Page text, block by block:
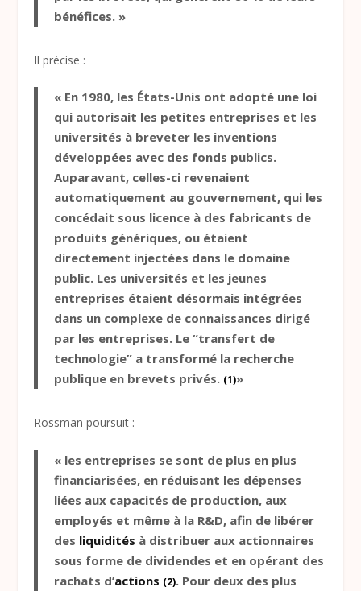
bénéfices. »
Il précise :
« En 1980, les États-Unis ont adopté une loi
qui autorisait les petites entreprises et les
universités à breveter les inventions
développées avec des fonds publics.
Auparavant, celles-ci revenaient
automatiquement au gouvernement, qui les
concédait sous licence à des fabricants de
produits génériques, ou étaient
directement injectées dans le domaine
public. Les universités et les jeunes
entreprises étaient désormais intégrées
dans un complexe de connaissances dirigé
par les entreprises. Le “transfert de
technologie” a transformé la recherche
publique en brevets privés. (1)»
Rossman poursuit :
« les entreprises se sont de plus en plus
financiarisées, en réduisant les dépenses
liées aux capacités de production, aux
employés et même à la R&D, afin de libérer
des liquidités à distribuer aux actionnaires
sous forme de dividendes et en opérant des
rachats d’actions (2). Pour deux des plus